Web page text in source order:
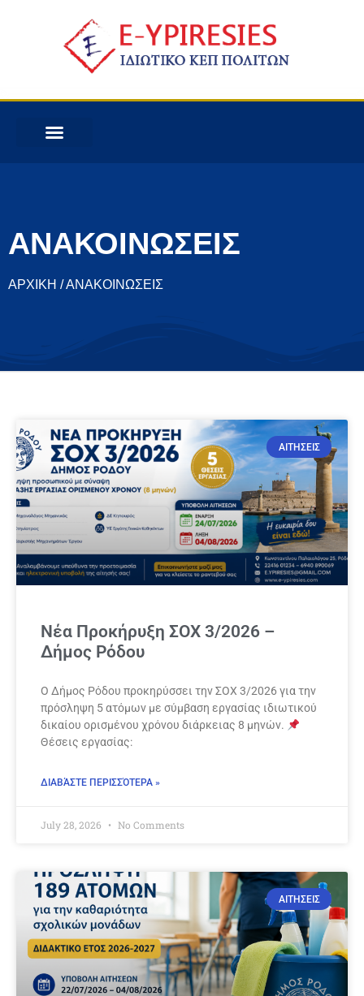
ΑΝΑΚΟΙΝΩΣΕΙΣ
ΑΡΧΙΚΗ / ΑΝΑΚΟΙΝΩΣΕΙΣ
ΑΙΤΗΣΕΙΣ
Νέα Προκήρυξη ΣΟΧ 3/2026 –
Δήμος Ρόδου
Ο Δήμος Ρόδου προκηρύσσει την ΣΟΧ 3/2026 για την
πρόσληψη 5 ατόμων με σύμβαση εργασίας ιδιωτικού
δικαίου ορισμένου χρόνου διάρκειας 8 μηνών.
Θέσεις εργασίας:
ΔΙΑΒΆΣΤΕ ΠΕΡΙΣΣΌΤΕΡΑ »
July 28, 2026 No Comments
ΑΙΤΗΣΕΙΣ